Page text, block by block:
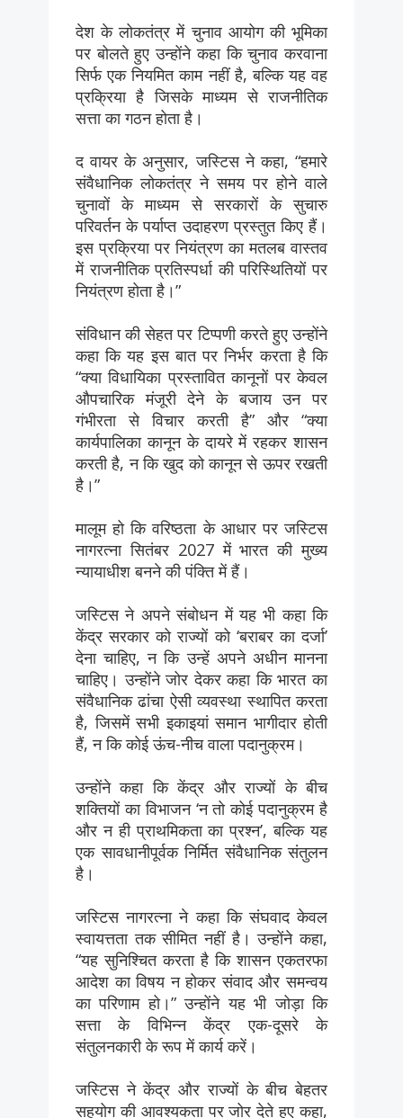
देश के लोकतंत्र में चुनाव आयोग की भूमिका
पर बोलते हुए उन्होंने कहा कि चुनाव करवाना
सिर्फ एक नियमित काम नहीं है, बल्कि यह वह
प्रक्रिया है जिसके माध्यम से राजनीतिक
सत्ता का गठन होता है।
द वायर के अनुसार, जस्टिस ने कहा, “हमारे
संवैधानिक लोकतंत्र ने समय पर होने वाले
चुनावों के माध्यम से सरकारों के सुचारु
परिवर्तन के पर्याप्त उदाहरण प्रस्तुत किए हैं।
इस प्रक्रिया पर नियंत्रण का मतलब वास्तव
में राजनीतिक प्रतिस्पर्धा की परिस्थितियों पर
नियंत्रण होता है।”
संविधान की सेहत पर टिप्पणी करते हुए उन्होंने
कहा कि यह इस बात पर निर्भर करता है कि
“क्या विधायिका प्रस्तावित कानूनों पर केवल
औपचारिक मंजूरी देने के बजाय उन पर
गंभीरता से विचार करती है” और “क्या
कार्यपालिका कानून के दायरे में रहकर शासन
करती है, न कि खुद को कानून से ऊपर रखती
है।”
मालूम हो कि वरिष्ठता के आधार पर जस्टिस
नागरत्ना सितंबर 2027 में भारत की मुख्य
न्यायाधीश बनने की पंक्ति में हैं।
जस्टिस ने अपने संबोधन में यह भी कहा कि
केंद्र सरकार को राज्यों को ‘बराबर का दर्जा’
देना चाहिए, न कि उन्हें अपने अधीन मानना
चाहिए। उन्होंने जोर देकर कहा कि भारत का
संवैधानिक ढांचा ऐसी व्यवस्था स्थापित करता
है, जिसमें सभी इकाइयां समान भागीदार होती
हैं, न कि कोई ऊंच-नीच वाला पदानुक्रम।
उन्होंने कहा कि केंद्र और राज्यों के बीच
शक्तियों का विभाजन ‘न तो कोई पदानुक्रम है
और न ही प्राथमिकता का प्रश्न’, बल्कि यह
एक सावधानीपूर्वक निर्मित संवैधानिक संतुलन
है।
जस्टिस नागरत्ना ने कहा कि संघवाद केवल
स्वायत्तता तक सीमित नहीं है। उन्होंने कहा,
“यह सुनिश्चित करता है कि शासन एकतरफा
आदेश का विषय न होकर संवाद और समन्वय
का परिणाम हो।” उन्होंने यह भी जोड़ा कि
सत्ता के विभिन्न केंद्र एक-दूसरे के
संतुलनकारी के रूप में कार्य करें।
जस्टिस ने केंद्र और राज्यों के बीच बेहतर
सहयोग की आवश्यकता पर जोर देते हुए कहा,